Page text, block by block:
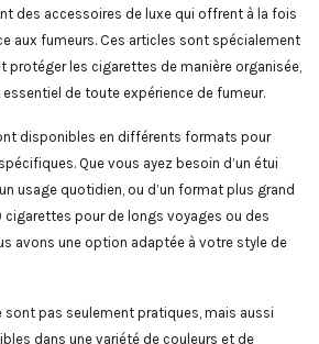
des accessoires de luxe qui offrent à la fois
aux fumeurs. Ces articles sont spécialement
protéger les cigarettes de manière organisée,
de toute expérience de fumeur.
disponibles en différents formats pour
Que vous ayez besoin d’un étui
usage quotidien, ou d’un format plus grand
pour de longs voyages ou des
avons une option adaptée à votre style de
sont pas seulement pratiques, mais aussi
dans une variété de couleurs et de